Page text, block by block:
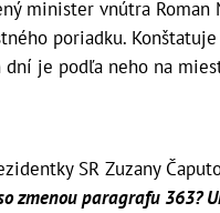
minister vnútra
poriadku.
je podľa neho na
SR Zuzany
zmenou paragrafu 363?